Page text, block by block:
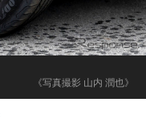
《写真撮影 山内 潤也》